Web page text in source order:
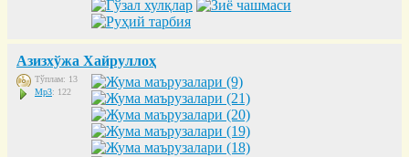
Азизхўжа Хайруллоҳ
Тўплам: 13
Mp3: 122